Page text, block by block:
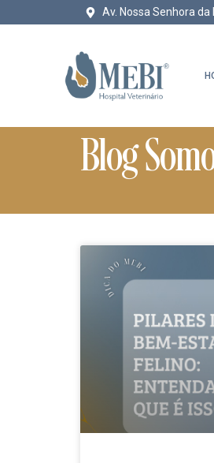
Av. Nossa Senhora
Blog